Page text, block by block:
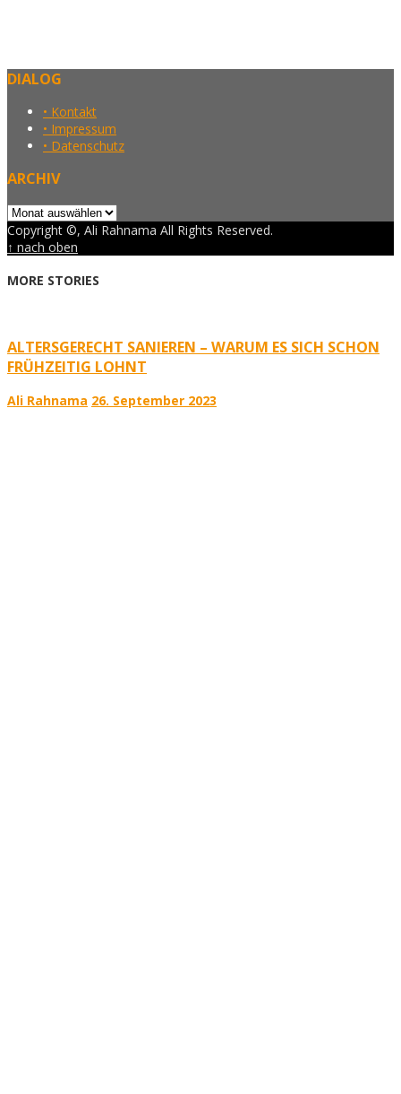
DIALOG
• Kontakt
• Impressum
• Datenschutz
ARCHIV
Archiv
Copyright ©, Ali Rahnama All Rights Reserved.
↑ nach oben
MORE STORIES
ALTERSGERECHT SANIEREN – WARUM ES SICH SCHON
FRÜHZEITIG LOHNT
Ali Rahnama 26. September 2023